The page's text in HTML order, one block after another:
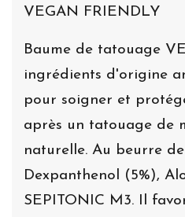
VEGAN FRIENDLY
Baume de tatouage
ingrédients d'origine
pour soigner et
après un tatouage de
naturelle. Au beurre
Dexpanthenol (5%),
SEPITONIC M3. Il